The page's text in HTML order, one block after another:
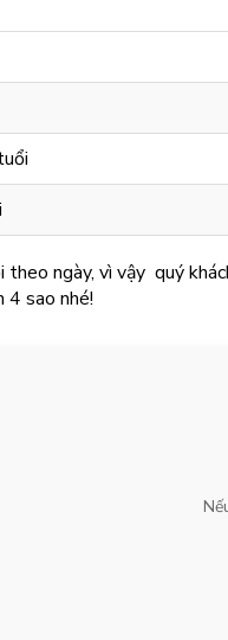
theo ngày, vì vậy quý
4 sao nhé!